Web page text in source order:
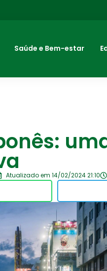
Saúde e Bem-estar
Atualizado em 14/02/2024 21:10